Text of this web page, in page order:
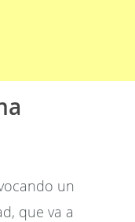
un
que va a